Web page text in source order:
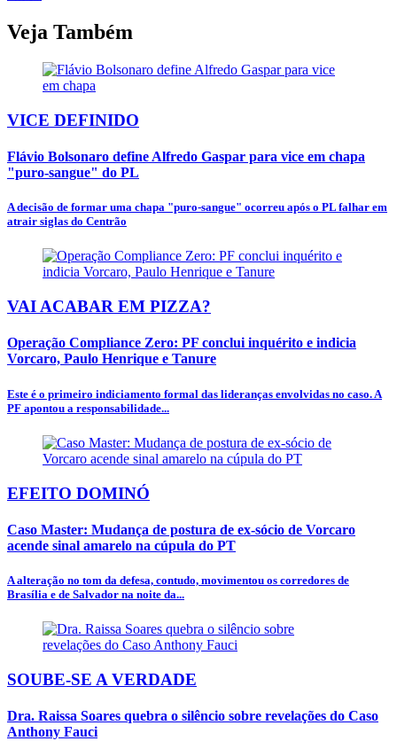
Veja Também
VICE DEFINIDO
Flávio Bolsonaro define Alfredo Gaspar para vice em chapa
"puro-sangue" do PL
A decisão de formar uma chapa "puro-sangue" ocorreu após o PL falhar em
atrair siglas do Centrão
VAI ACABAR EM PIZZA?
Operação Compliance Zero: PF conclui inquérito e indicia
Vorcaro, Paulo Henrique e Tanure
Este é o primeiro indiciamento formal das lideranças envolvidas no caso. A
PF apontou a responsabilidade...
EFEITO DOMINÓ
Caso Master: Mudança de postura de ex-sócio de Vorcaro
acende sinal amarelo na cúpula do PT
A alteração no tom da defesa, contudo, movimentou os corredores de
Brasília e de Salvador na noite da...
SOUBE-SE A VERDADE
Dra. Raissa Soares quebra o silêncio sobre revelações do Caso
Anthony Fauci